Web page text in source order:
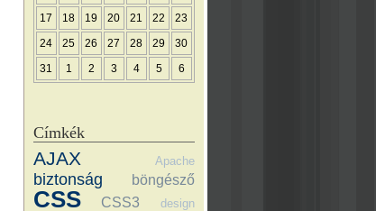
17 18 19 20 21 22 23
24 25 26 27 28 29 30
31 1 2 3 4 5 6
Címkék
AJAX Apache
biztonság böngésző
CSS CSS3 design